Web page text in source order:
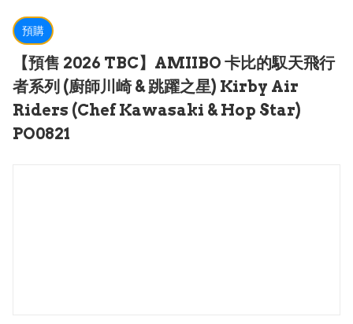
預購
【預售 2026 TBC】AMIIBO 卡比的馭天飛行
者系列 (廚師川崎 & 跳躍之星) Kirby Air
Riders (Chef Kawasaki & Hop Star)
PO0821